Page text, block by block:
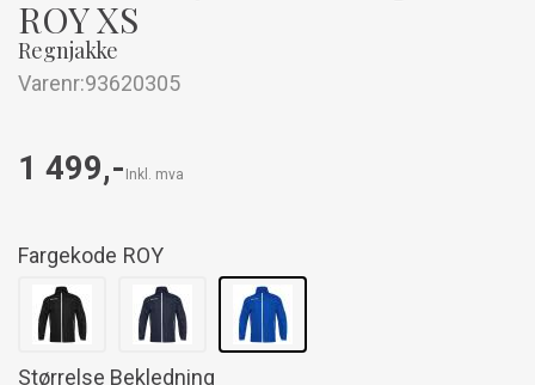
ROY XS
Regnjakke
Varenr:93620305
1 499,- Inkl. mva
Fargekode ROY
Størrelse Bekledning